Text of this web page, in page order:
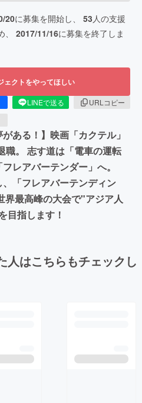
20に募集を開始し、 53人の支援
、 2017/11/16に募集を終了しま
ェクトをやってほしい
LINEで送る
URLコピー
ある！】映画「カクテル」
職。 志す道は「電車の運転
レアバーテンダー」へ。
、「フレアバーテンディン
界最高峰の大会で"アジア人
目指します！
人はこちらもチェックし